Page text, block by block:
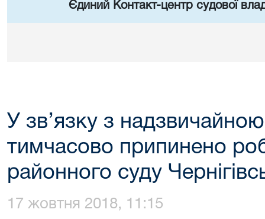
Єдиний Контакт-центр судової
У зв’язку з
тимчасово припинено
районного суду
17 жовтня 2018, 11:15